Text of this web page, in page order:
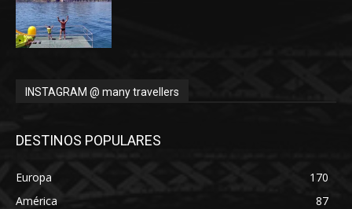
INSTAGRAM @ many travellers
DESTINOS POPULARES
Europa
170
América
87